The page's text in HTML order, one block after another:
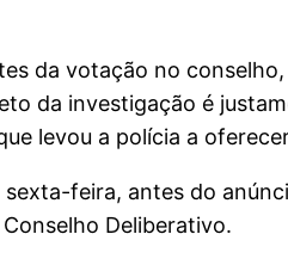
da votação no
da investigação é
levou a polícia a
feira, antes do
Deliberativo.